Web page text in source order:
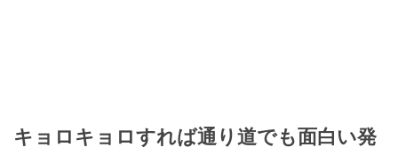
キョロキョロすれば通り道でも面白い発